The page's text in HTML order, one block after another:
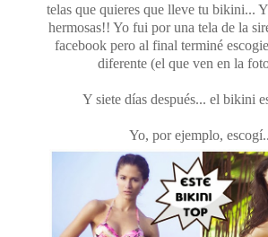
telas que quieres que lleve tu bikini...
hermosas!! Yo fui por una tela de la
facebook pero al final terminé
diferente (el que ven en la
Y siete días después... el bikini
Yo, por ejemplo,